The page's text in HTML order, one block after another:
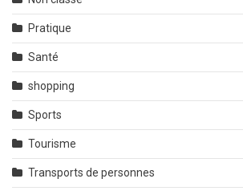
Pratique
Santé
shopping
Sports
Tourisme
Transports de personnes